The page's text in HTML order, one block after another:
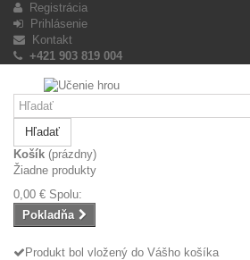
Registrácia
Prihlásenie
Kontakt
+421 903 819 004
Hľadať
Košík (prázdny)
Žiadne produkty
0,00 € Spolu:
Pokladňa
Produkt bol vložený do Vášho košíka